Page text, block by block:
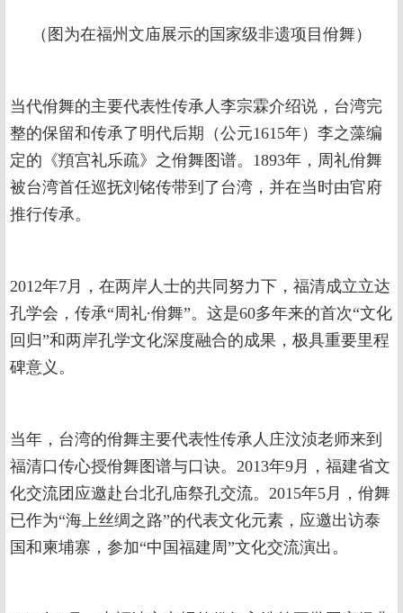
（图为在福州文庙展示的国家级非遗项目佾舞）
当代佾舞的主要代表性传承人李宗霖介绍说，台湾完
整的保留和传承了明代后期（公元1615年）李之藻编
定的《頖宫礼乐疏》之佾舞图谱。1893年，周礼佾舞
被台湾首任巡抚刘铭传带到了台湾，并在当时由官府
推行传承。
2012年7月，在两岸人士的共同努力下，福清成立立达
孔学会，传承“周礼∙佾舞”。这是60多年来的首次“文化
回归”和两岸孔学文化深度融合的成果，极具重要里程
碑意义。
当年，台湾的佾舞主要代表性传承人庄汶浈老师来到
福清口传心授佾舞图谱与口诀。2013年9月，福建省文
化交流团应邀赴台北孔庙祭孔交流。2015年5月，佾舞
已作为“海上丝绸之路”的代表文化元素，应邀出访泰
国和柬埔寨，参加“中国福建周”文化交流演出。